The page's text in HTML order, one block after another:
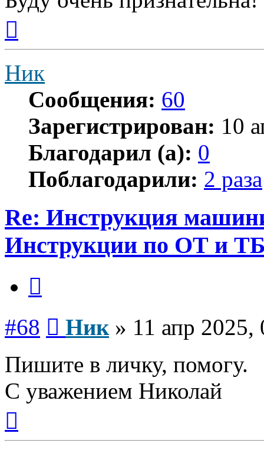
началу
Ник
Сообщения: 60
Зарегистрирован: 10
Благодарил (а): 0
Поблагодарили: 2 раза
Re: Инструкция
Инструкции по ОТ и
#68 Ник» 11 апр 2025,
Пишите в личку, помогу.
С уважением Николай
началу